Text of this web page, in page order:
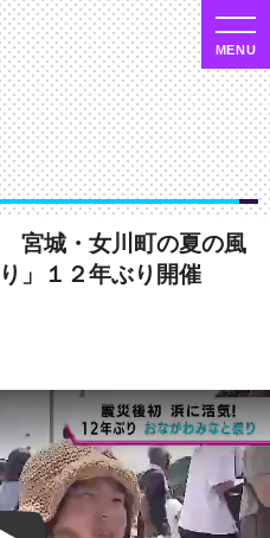
宮城・女川町の夏の風
」１２年ぶり開催